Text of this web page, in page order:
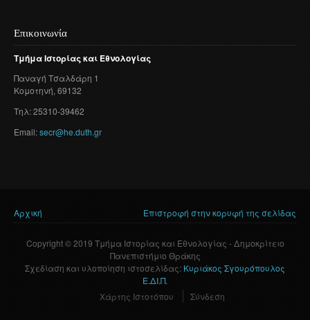
Επικοινωνία
ΤμήμαΙστορίαςκαι Εθνολογίας
Παναγή Τσαλδάρη 1
Κομοτηνή, 69132
Τηλ: 25310-39462
Email:secr@he.duth.gr
Είστε εδώ
Αρχική Επιστροφή στην κορυφή της σελίδας
Copyright © 2019 Τμήμα Ιστορίας και Εθνολογίας - Δημοκρίτειο
Πανεπιστήμιο Θράκης
Σχεδίαση και υλοποίηση ιστοσελίδας: Κυριάκος Σγουρόπουλος
Ε.ΔΙ.Π.
Χάρτης Ιστοτόπου
Σύνδεση